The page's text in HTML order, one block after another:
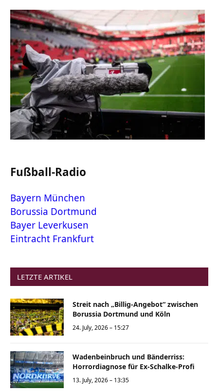
Fußball-Radio
Bayern München
Borussia Dortmund
Bayer Leverkusen
Eintracht Frankfurt
LETZTE ARTIKEL
Streit nach „Billig-Angebot“ zwischen
Borussia Dortmund und Köln
24. July, 2026 – 15:27
Wadenbeinbruch und Bänderriss:
Horrordiagnose für Ex-Schalke-Profi
13. July, 2026 – 13:35